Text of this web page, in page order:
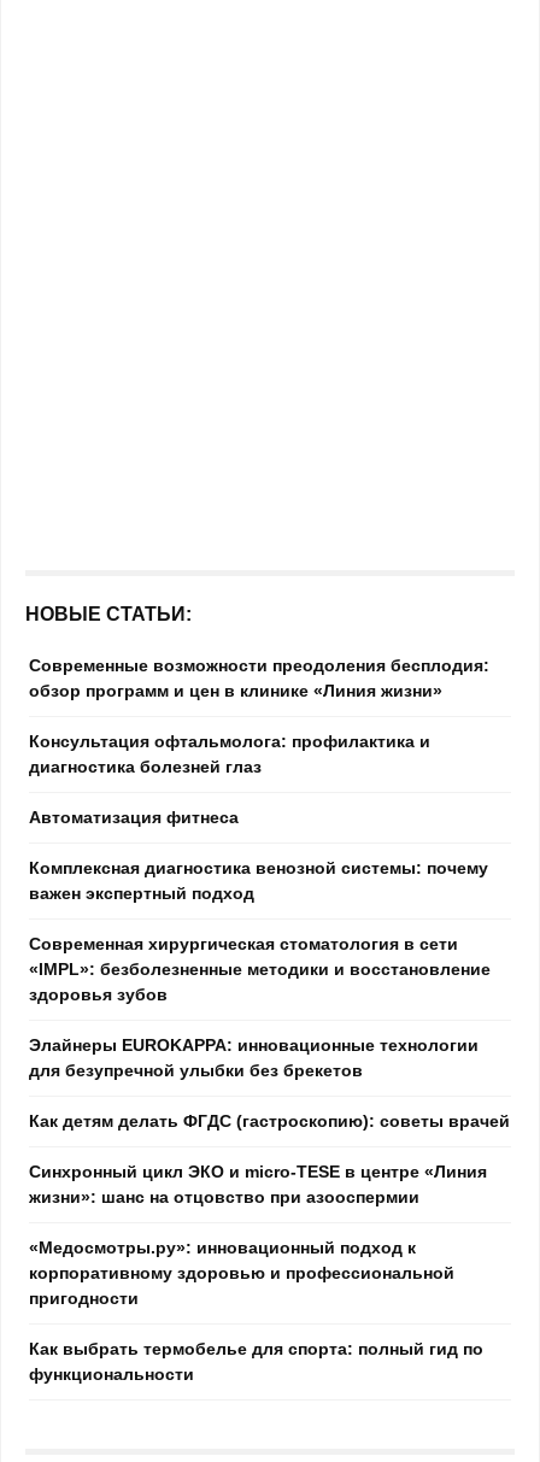
НОВЫЕ СТАТЬИ:
Современные возможности преодоления бесплодия:
обзор программ и цен в клинике «Линия жизни»
Консультация офтальмолога: профилактика и
диагностика болезней глаз
Автоматизация фитнеса
Комплексная диагностика венозной системы: почему
важен экспертный подход
Современная хирургическая стоматология в сети
«IMPL»: безболезненные методики и восстановление
здоровья зубов
Элайнеры EUROKAPPA: инновационные технологии
для безупречной улыбки без брекетов
Как детям делать ФГДС (гастроскопию): советы врачей
Синхронный цикл ЭКО и micro-TESE в центре «Линия
жизни»: шанс на отцовство при азооспермии
«Медосмотры.ру»: инновационный подход к
корпоративному здоровью и профессиональной
пригодности
Как выбрать термобелье для спорта: полный гид по
функциональности